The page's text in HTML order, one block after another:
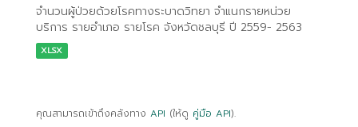
จำนวนผู้ป่วยด้วยโรคทางระบาดวิทยา จำแนกรายหน่วย
บริการ รายอำเภอ รายโรค จังหวัดชลบุรี ปี 2559- 2563
XLSX
คุณสามารถเข้าถึงคลังทาง API (ให้ดู คู่มือ API).